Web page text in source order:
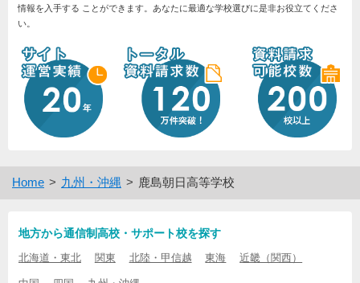
情報を入手する ことができます。あなたに最適な学校選びに是非お役立てくださ
い。
Home 九州・沖縄 鹿島朝日高等学校
地方から通信制高校・サポート校を探す
北海道・東北 関東 北陸・甲信越 東海 近畿（関西）